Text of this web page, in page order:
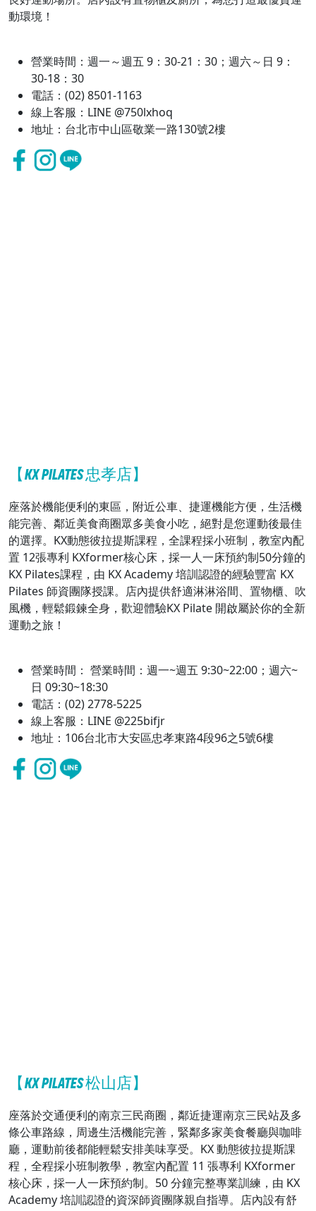
動環境！
營業時間：週一～週五 9：30-21：30；週六～日 9：
30-18：30
電話：(02) 8501-1163
線上客服：LINE @750lxhoq
地址：台北市中山區敬業一路130號2樓
【KX PILATES 忠孝店】
座落於機能便利的東區，附近公車、捷運機能方便，生活機
能完善、鄰近美食商圈眾多美食小吃，絕對是您運動後最佳
的選擇。KX動態彼拉提斯課程，全課程採小班制，教室內配
置 12張專利 KXformer核心床，採一人一床預約制50分鐘的
KX Pilates課程，由 KX Academy 培訓認證的經驗豐富 KX
Pilates 師資團隊授課。店內提供舒適淋淋浴間、置物櫃、吹
風機，輕鬆鍛鍊全身，歡迎體驗KX Pilate 開啟屬於你的全新
運動之旅！
營業時間： 營業時間：週一~週五 9:30~22:00；週六~
日 09:30~18:30
電話：(02) 2778-5225
線上客服：LINE @225bifjr
地址：106台北市大安區忠孝東路4段96之5號6樓
【KX PILATES 松山店】
座落於交通便利的南京三民商圈，鄰近捷運南京三民站及多
條公車路線，周邊生活機能完善，緊鄰多家美食餐廳與咖啡
廳，運動前後都能輕鬆安排美味享受。KX 動態彼拉提斯課
程，全程採小班制教學，教室內配置 11 張專利 KXformer
核心床，採一人一床預約制。50 分鐘完整專業訓練，由 KX
Academy 培訓認證的資深師資團隊親自指導。店內設有舒